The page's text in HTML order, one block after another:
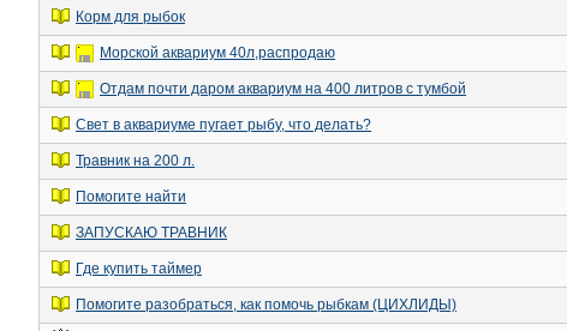
Корм для рыбок
Морской аквариум 40л,распродаю
Отдам почти даром аквариум на 400 литров с тумбой
Свет в аквариуме пугает рыбу, что делать?
Травник на 200 л.
Помогите найти
ЗАПУСКАЮ ТРАВНИК
Где купить таймер
Помогите разобраться, как помочь рыбкам (ЦИХЛИДЫ)